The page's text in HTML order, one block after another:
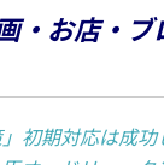
・お店・
」初期対応は成